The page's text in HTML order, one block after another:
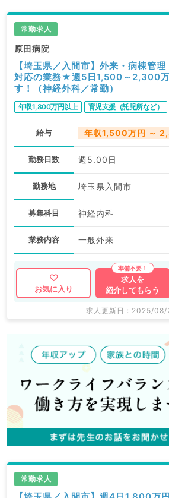
常勤求人
原田病院
【埼玉県／入間市】外来・病棟管
対応の業務★週5日1,500～2,300
す！（神経外科／常勤）
年収1,800万円以上 育児支援（託児所など）
給与 年収1,500万円 ～
勤務日数 週5.00日
勤務地 埼玉県入間市
募集科目 神経内科
業務内容 一般外来
お気に入り
求人を
紹介してもらう
求人更新日 : 2025/08/
常勤求人